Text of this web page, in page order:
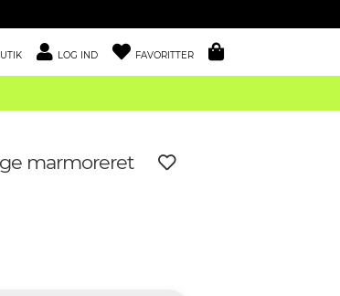
LOG IND FAVORITTER
marmoreret